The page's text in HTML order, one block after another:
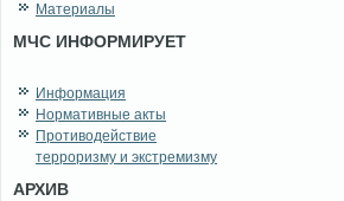
Материалы
МЧС ИНФОРМИРУЕТ
Информация
Нормативные акты
Противодействие
терроризму и экстремизму
АРХИВ